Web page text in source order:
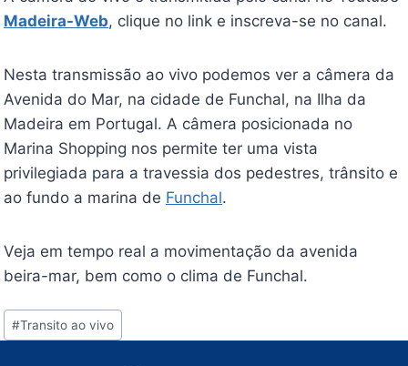
Madeira-Web, clique no link e inscreva-se no canal.
Nesta transmissão ao vivo podemos ver a câmera da
Avenida do Mar, na cidade de Funchal, na Ilha da
Madeira em Portugal. A câmera posicionada no
Marina Shopping nos permite ter uma vista
privilegiada para a travessia dos pedestres, trânsito e
ao fundo a marina de Funchal.
Veja em tempo real a movimentação da avenida
beira-mar, bem como o clima de Funchal.
Tags
do
#Transito ao vivo